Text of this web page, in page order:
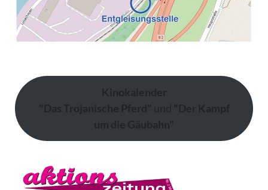
Kinokalender
"Das Trojanische Pferd" und "Der Kampf
um die Gäubahn"